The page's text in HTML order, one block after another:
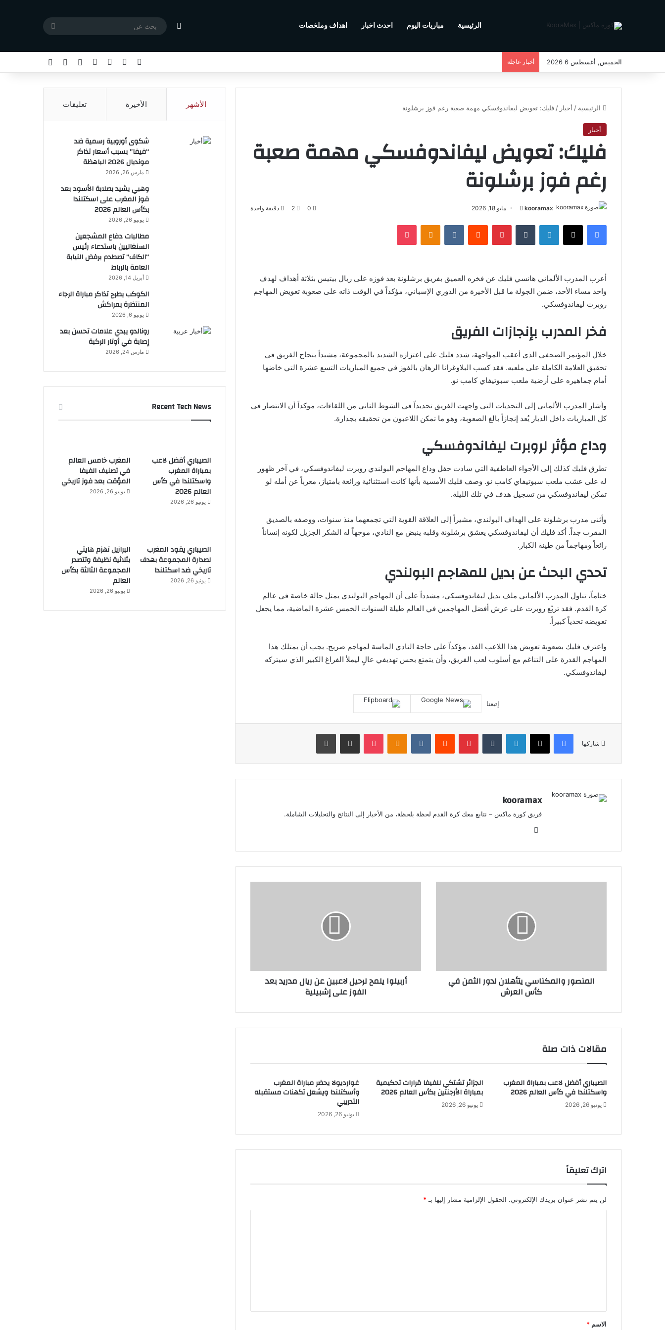
الرئيسية مباريات اليوم احدث اخبار اهداف وملخصات مقال عشوائي
بحث
الخميس, أغسطس 6 2026 أخبار عاجلة فيسبوك يوتيوب انستقرامتسجيل الدخول
مقال عشوائي
الرئيسية / أخبار / فليك: تعويض ليفاندوفسكي مهمة صعبة رغم فوز برشلونة
أخبار
فليك: تعويض ليفاندوفسكي مهمة صعبة
رغم فوز برشلونة
kooramax
ل
ي
د
ل
ك
ت
ر
ا
مايو 18, 2026 0
2 دقيقة واحدة
فيسبوك لينكدإن بينتيريست
أعرب المدرب الألماني هانسي فليك عن فخره العميق بفريق برشلونة بعد فوزه على ريال بيتيس بثلاثة أهداف لهدف
واحد مساء الأحد، ضمن الجولة ما قبل الأخيرة من الدوري الإسباني، مؤكداً في الوقت ذاته على صعوبة تعويض المهاجم
روبرت ليفاندوفسكي.
فخر المدرب بإنجازات الفريق
خلال المؤتمر الصحفي الذي أعقب المواجهة، شدد فليك على اعتزازه الشديد بالمجموعة، مشيداً بنجاح الفريق في
تحقيق العلامة الكاملة على ملعبه. فقد كسب البلاوغرانا الرهان بالفوز في جميع المباريات التسع عشرة التي خاضها
أمام جماهيره على أرضية ملعب سبوتيفاي كامب نو.
وأشار المدرب الألماني إلى التحديات التي واجهت الفريق تحديداً في الشوط الثاني من اللقاءات، مؤكداً أن الانتصار في
كل المباريات داخل الديار يُعد إنجازاً بالغ الصعوبة، وهو ما تمكن اللاعبون من تحقيقه بجدارة.
وداع مؤثر لروبرت ليفاندوفسكي
تطرق فليك كذلك إلى الأجواء العاطفية التي سادت حفل وداع المهاجم البولندي روبرت ليفاندوفسكي، في آخر ظهور
له على عشب ملعب سبوتيفاي كامب نو. وصف فليك الأمسية بأنها كانت استثنائية ورائعة بامتياز، معرباً عن أمله لو
تمكن ليفاندوفسكي من تسجيل هدف في تلك الليلة.
وأثنى مدرب برشلونة على الهداف البولندي، مشيراً إلى العلاقة القوية التي تجمعهما منذ سنوات، ووصفه بالصديق
المقرب جداً. أكد فليك أن ليفاندوفسكي يعشق برشلونة وقلبه ينبض مع النادي، موجهاً له الشكر الجزيل لكونه إنساناً
رائعاً ومهاجماً من طينة الكبار.
تحدي البحث عن بديل للمهاجم البولندي
ختاماً، تناول المدرب الألماني ملف بديل ليفاندوفسكي، مشدداً على أن المهاجم البولندي يمثل حالة خاصة في عالم
كرة القدم. فقد تربّع روبرت على عرش أفضل المهاجمين في العالم طيلة السنوات الخمس عشرة الماضية، مما يجعل
تعويضه تحدياً كبيراً.
واعترف فليك بصعوبة تعويض هذا اللاعب الفذ، مؤكداً على حاجة النادي الماسة لمهاجم صريح. يجب أن يمتلك هذا
المهاجم القدرة على التناغم مع أسلوب لعب الفريق، وأن يتمتع بحس تهديفي عالٍ ليملأ الفراغ الكبير الذي سيتركه
ليفاندوفسكي.
إتبعنا
شاركها
فيسبوك لينكدإن بينتيريست بوكيت
kooramax
فريق كورة ماكس – نتابع معك كرة القدم لحظة بلحظة، من الأخبار إلى النتائج والتحليلات الشاملة.
الوي
ب
المنصور والمكناسي يتأهلان لدور الثمن في
كأس العرش
أربيلوا يلمح لرحيل لاعبين عن ريال مدريد بعد
الفوز على إشبيلية
مقالات ذات صلة
الصيباري أفضل لاعب بمباراة المغرب
واسكتلندا في كأس العالم 2026
يونيو 26, 2026
الجزائر تشتكي للفيفا قرارات تحكيمية
بمباراة الأرجنتين بكأس العالم 2026
يونيو 26, 2026
غوارديولا يحضر مباراة المغرب
وأسكتلندا ويشعل تكهنات مستقبله
التدريبي
يونيو 26, 2026
اترك تعليقاً
لن يتم نشر عنوان بريدك الإلكتروني. الحقول الإلزامية مشار إليها بـ *
*
الاسم *
الأشهر الأخيرة تعليقات
شكوى أوروبية رسمية ضد
“فيفا” بسبب أسعار تذاكر
مونديال 2026 الباهظة
مارس 26, 2026
وهبي يشيد بصلابة الأسود بعد
فوز المغرب على اسكتلندا
بكأس العالم 2026
يونيو 26, 2026
مطالبات دفاع المشجعين
السنغاليين باستدعاء رئيس
“الكاف” تصطدم برفض النيابة
العامة بالرباط
أبريل 14, 2026
الكوكب يطرح تذاكر مباراة الرجاء
المنتظرة بمراكش
يونيو 6, 2026
رونالدو يبدي علامات تحسن بعد
إصابة في أوتار الركبة
مارس 24, 2026
Recent Tech News
الصيباري أفضل لاعب
بمباراة المغرب
واسكتلندا في كأس
العالم 2026
يونيو 26, 2026
المغرب خامس العالم
في تصنيف الفيفا
المؤقت بعد فوز تاريخي
يونيو 26, 2026
الصيباري يقود المغرب
لصدارة المجموعة بهدف
تاريخي ضد اسكتلندا
يونيو 26, 2026
البرازيل تهزم هايتي
بثلاثية نظيفة وتتصدر
المجموعة الثالثة بكأس
العالم
يونيو 26, 2026